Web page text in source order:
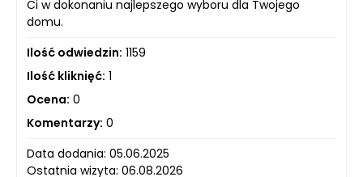
Ci w dokonaniu najlepszego wyboru dla Twojego
domu.
Ilość odwiedzin: 1159
Ilość kliknięć: 1
Ocena: 0
Komentarzy: 0
Data dodania: 05.06.2025
Ostatnia wizyta: 06.08.2026